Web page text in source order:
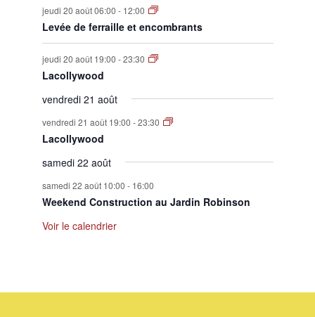
jeudi 20 août 06:00 - 12:00
Levée de ferraille et encombrants
jeudi 20 août 19:00 -23:30
Lacollywood
vendredi 21 août
vendredi 21 août 19:00 -23:30
Lacollywood
samedi 22 août
samedi 22 août 10:00 - 16:00
Weekend Construction au Jardin Robinson
Voir le calendrier